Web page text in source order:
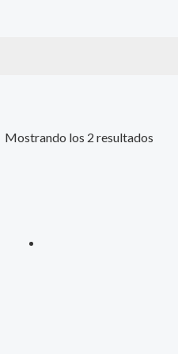
Mostrando los 2 resultados